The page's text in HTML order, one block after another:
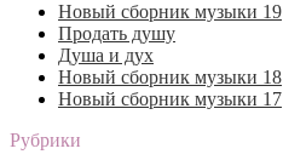
Новый сборник музыки 19
Продать душу
Душа и дух
Новый сборник музыки 18
Новый сборник музыки 17
Рубрики